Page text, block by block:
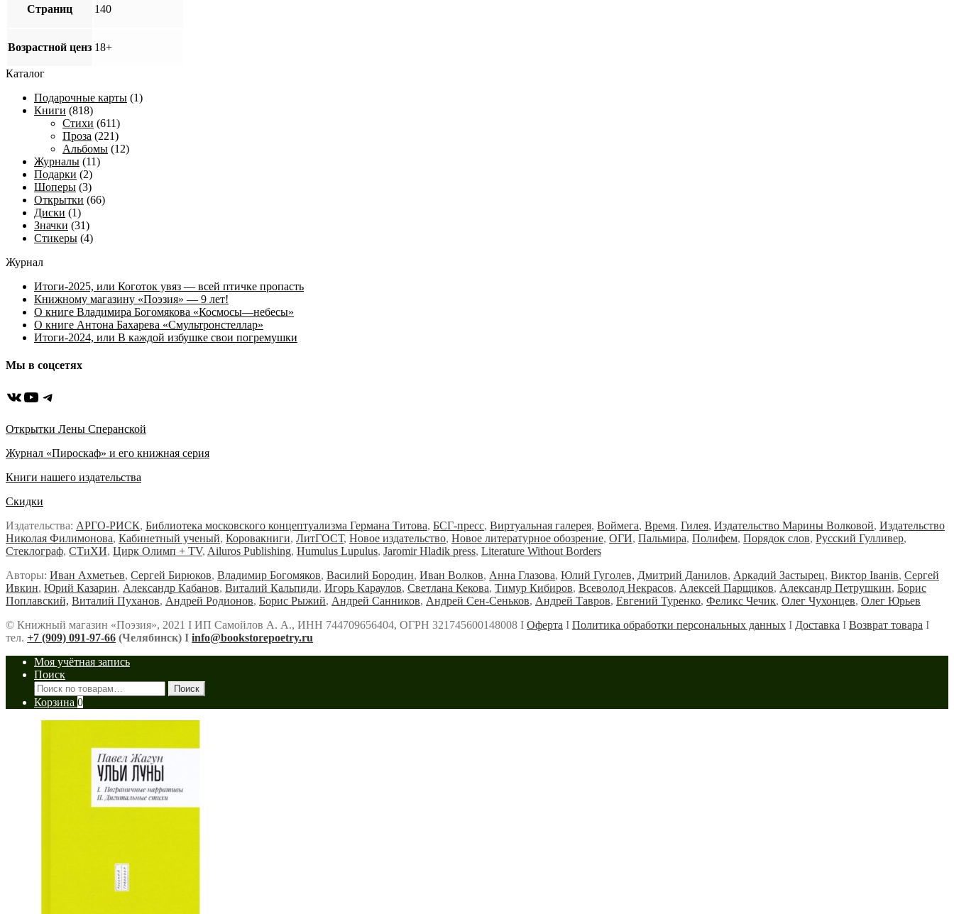
Страниц 140
Возрастной ценз 18+
Каталог
Подарочные карты (1)
Книги (818)
Стихи (611)
Проза (221)
Альбомы (12)
Журналы (11)
Подарки (2)
Шоперы (3)
Открытки (66)
Диски (1)
Значки (31)
Стикеры (4)
Журнал
Итоги-2025, или Коготок увяз — всей птичке пропасть
Книжному магазину «Поэзия» — 9 лет!
О книге Владимира Богомякова «Космосы—небесы»
О книге Антона Бахарева «Смультронстеллар»
Итоги-2024, или В каждой избушке свои погремушки
Мы в соцсетях
ВКонтакте
YouTube
Telegram
Открытки Лены Сперанской
Журнал «Пироскаф» и его книжная серия
Книги нашего издательства
Скидки
Издательства: АРГО-РИСК, Библиотека московского концептуализма Германа Титова, БСГ-пресс, Виртуальная галерея, Воймега, Время, Гилея, Издательство Марины Волковой, Издательство
Николая Филимонова, Кабинетный ученый, Коровакниги, ЛитГОСТ, Новое издательство, Новое литературное обозрение, ОГИ, Пальмира, Полифем, Порядок слов, Русский Гулливер,
Стеклограф, СТиХИ, Цирк Олимп + TV, Ailuros Publishing, Humulus Lupulus, Jaromir Hladik press, Literature Without Borders
Авторы: Иван Ахметьев, Сергей Бирюков, Владимир Богомяков, Василий Бородин, Иван Волков, Анна Глазова, Юлий Гуголев, Дмитрий Данилов, Аркадий Застырец, Виктор Iванiв, Сергей
Ивкин, Юрий Казарин, Александр Кабанов, Виталий Кальпиди, Игорь Караулов, Светлана Кекова, Тимур Кибиров, Всеволод Некрасов, Алексей Парщиков, Александр Петрушкин, Борис
Поплавский, Виталий Пуханов, Андрей Родионов, Борис Рыжий, Андрей Санников, Андрей Сен-Сеньков, Андрей Тавров, Евгений Туренко, Феликс Чечик, Олег Чухонцев, Олег Юрьев
© Книжный магазин «Поэзия», 2021 Ι ИП Самойлов А. А., ИНН 744709656404, ОГРН 321745600148008 Ι Оферта Ι Политика обработки персональных данных Ι Доставка Ι Возврат товара Ι
тел. +7 (909) 091-97-66 (Челябинск) Ι info@bookstorepoetry.ru
Моя учётная запись
Поиск
Искать:
Поиск
Корзина 0